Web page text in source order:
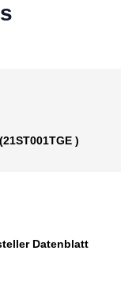
)
Datenblatt